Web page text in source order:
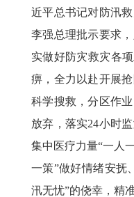
近平总书记对防汛
李强总理批示要求
实做好防灾救灾各
痹，全力以赴开展
科学搜救，分区作
放弃，落实24小时
集中医疗力量“一人
一策”做好情绪安抚
汛无忧”的侥幸，精